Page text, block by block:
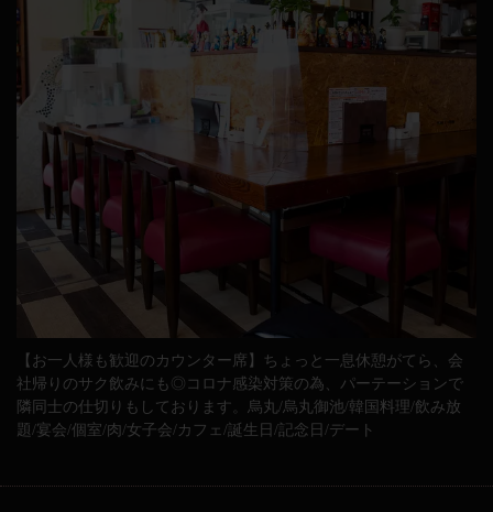
【お一人様も歓迎のカウンター席】ちょっと一息休憩がてら、会
社帰りのサク飲みにも◎コロナ感染対策の為、パーテーションで
隣同士の仕切りもしております。烏丸/烏丸御池/韓国料理/飲み放
題/宴会/個室/肉/女子会/カフェ/誕生日/記念日/デート